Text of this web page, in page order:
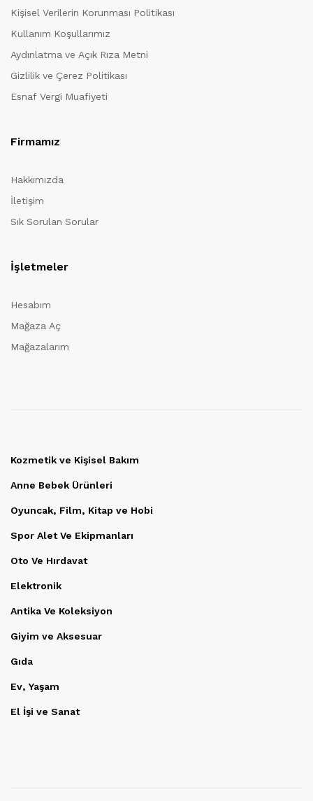
Kişisel Verilerin Korunması Politikası
Kullanım Koşullarımız
Aydınlatma ve Açık Rıza Metni
Gizlilik ve Çerez Politikası
Esnaf Vergi Muafiyeti
Firmamız
Hakkımızda
İletişim
Sık Sorulan Sorular
İşletmeler
Hesabım
Mağaza Aç
Mağazalarım
Kozmetik ve Kişisel Bakım
Anne Bebek Ürünleri
Oyuncak, Film, Kitap ve Hobi
Spor Alet Ve Ekipmanları
Oto Ve Hırdavat
Elektronik
Antika Ve Koleksiyon
Giyim ve Aksesuar
Gıda
Ev, Yaşam
El İşi ve Sanat